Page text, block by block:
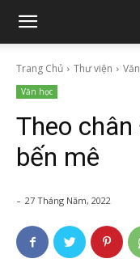
Trang Chủ Thư viện
Văn học
Theo
bến mê
- 27 Tháng Năm, 2022